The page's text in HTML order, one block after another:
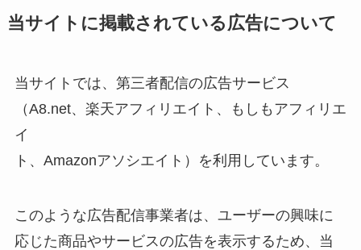
当サイトに掲載されている広告について
当サイトでは、第三者配信の広告サービス
（A8.net、楽天アフィリエイト、もしもアフィリエ
イ
ト、Amazonアソシエイト）を利用しています。
このような広告配信事業者は、ユーザーの興味に
応じた商品やサービスの広告を表示するため、当